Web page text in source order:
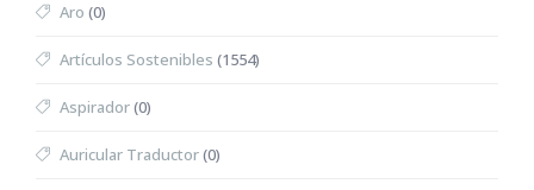
Aro (0)
Artículos Sostenibles (1554)
Aspirador(0)
Auricular Traductor(0)